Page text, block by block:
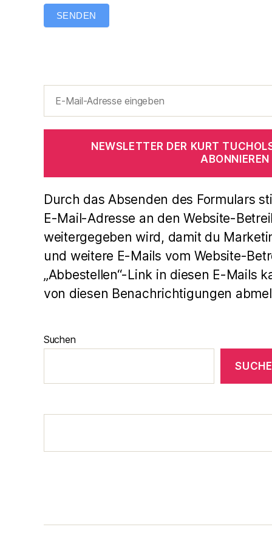
SENDEN
NEWSLETTER DER KURT
ABONNIEREN
Durch das Absenden des Formulars
E-Mail-Adresse an den Website-
weitergegeben wird, damit du
und weitere E-Mails vom Website-
„Abbestellen“-Link in diesen E-Mails
von diesen Benachrichtigungen
Suchen